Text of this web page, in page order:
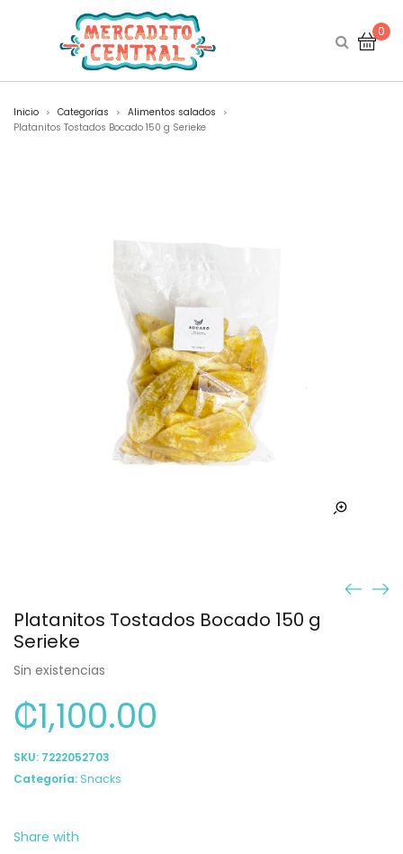
0
Inicio > Categorías > Alimentos salados >
Platanitos Tostados Bocado 150 g Serieke
Platanitos Tostados Bocado 150 g
Serieke
Sin existencias
₡1,100.00
SKU: 7222052703
Categoría: Snacks
Share with